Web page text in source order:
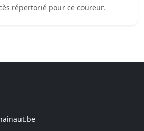
répertorié pour ce coureur.